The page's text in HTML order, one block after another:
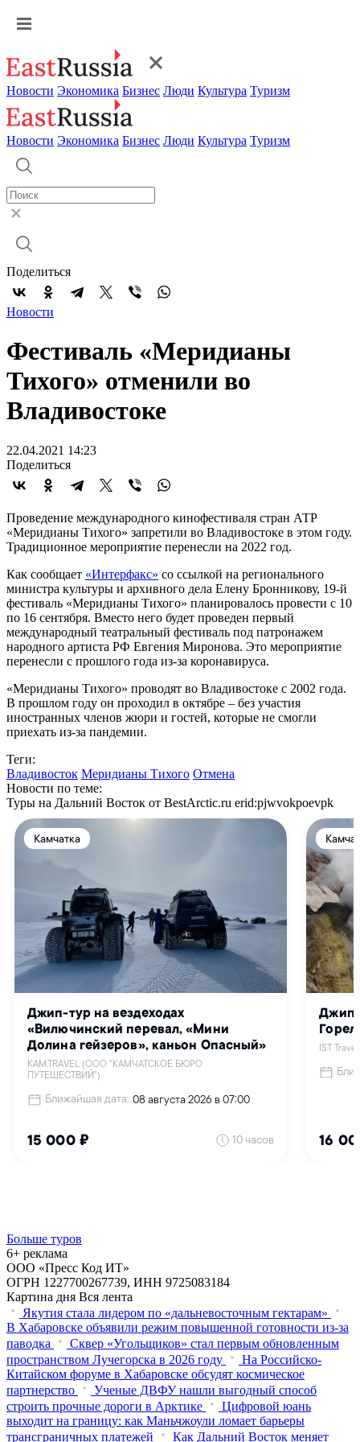
Новости Экономика Бизнес Люди Культура Туризм
Новости Экономика Бизнес Люди Культура Туризм
Поделиться
Новости
Фестиваль «Меридианы
Тихого» отменили во
Владивостоке
22.04.2021 14:23
Поделиться
Проведение международного кинофестиваля стран АТР
«Меридианы Тихого» запретили во Владивостоке в этом году.
Традиционное мероприятие перенесли на 2022 год.
Как сообщает «Интерфакс» со ссылкой на регионального
министра культуры и архивного дела Елену Бронникову, 19-й
фестиваль «Меридианы Тихого» планировалось провести с 10
по 16 сентября. Вместо него будет проведен первый
международный театральный фестиваль под патронажем
народного артиста РФ Евгения Миронова. Это мероприятие
перенесли с прошлого года из-за коронавируса.
«Меридианы Тихого» проводят во Владивостоке с 2002 года.
В прошлом году он проходил в октябре – без участия
иностранных членов жюри и гостей, которые не смогли
приехать из-за пандемии.
Теги:
Владивосток Меридианы Тихого Отмена
Новости по теме:
Туры на Дальний Восток от BestArctic.ru erid:pjwvokpoevpk
Больше туров
6+ реклама
ООО «Пресс Код ИТ»
ОГРН 1227700267739, ИНН 9725083184
Картина дня Вся лента
Якутия стала лидером по «дальневосточным гектарам»
В Хабаровске объявили режим повышенной готовности из‑за
паводка
Сквер «Угольщиков» стал первым обновленным
пространством Лучегорска в 2026 году
На Российско-
Китайском форуме в Хабаровске обсудят космическое
партнерство
Ученые ДВФУ нашли выгодный способ
строить прочные дороги в Арктике
Цифровой юань
выходит на границу: как Маньчжоули ломает барьеры
трансграничных платежей
Как Дальний Восток меняет